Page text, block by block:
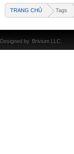
TRANG CHỦ Tags
Designed by Brivium LLC.